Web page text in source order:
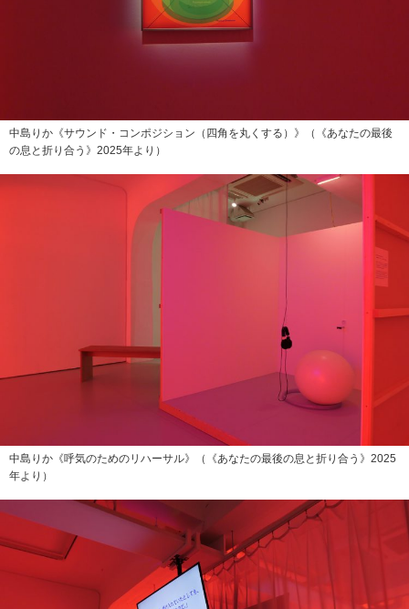
中島りか《サウンド・コンポジション（四角を丸くする）》（《あなたの最後
の息と折り合う》2025年より）
中島りか《呼気のためのリハーサル》（《あなたの最後の息と折り合う》2025
年より）